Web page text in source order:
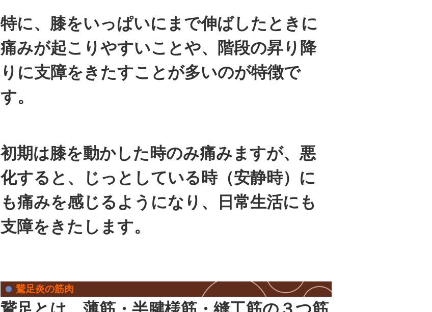
特に、膝をいっぱいにまで伸ばしたときに
痛みが起こりやすいことや、階段の昇り降
りに支障をきたすことが多いのが特徴で
す。
初期は膝を動かした時のみ痛みますが、悪
化すると、じっとしている時（安静時）に
も痛みを感じるようになり、日常生活にも
支障をきたします。
鵞足炎の筋肉